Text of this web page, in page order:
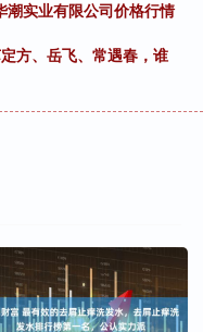
实业有限公司价格行情
方、岳飞、常遇春，谁